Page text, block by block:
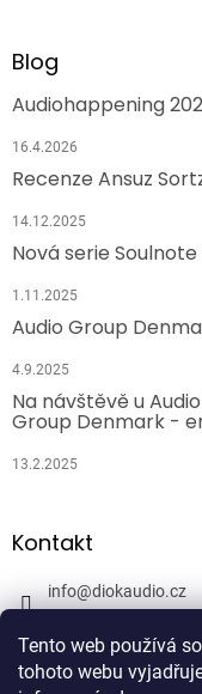
Tento web používá
tohoto webu
Blog
Audiohappening
16.4.2026
Recenze Ansuz
14.12.2025
Nová serie
1.11.2025
Audio Group
4.9.2025
Na návštěvě u
Group Denmark -
13.2.2025
Kontakt
info@diokaudio.cz
DiokAudio.cz - Hifi